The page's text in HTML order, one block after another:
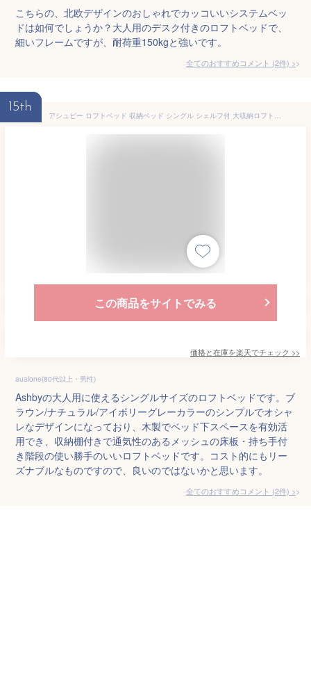
こちらの、北欧デザインのおしゃれでカッコいいシステムベッ
ドは如何でしょうか？大人用のデスク付きのロフトベッドで、
細いフレームですが、耐荷重150kgと強いです。
全てのおすすめコメント (2件) >
15th
アシュビー ロフトベッド 収納ベッド シングル シェルフ付 大収納ロフトベッド ベッドサイドロング棚 木製 大人デザイン ブラウン ナチュラル ロフトベッド単品 11cm厚マットセット|ハイタイプ シンプルデザイン 大人
この商品をサイトでみる
価格と在庫を楽天でチェック >>
aualone(80代以上・男性)
Ashbyの大人用に使えるシングルサイズのロフトベッドです。ブ
ラウン/ナチュラル/アイボリーグレーカラーのシンプルでオシャ
レなデザインになっており、木製でベッド下スペースを有効活
用でき、収納棚付きで通気性のあるメッシュの床板・持ち手付
き階段の使い勝手のいいロフトベッドです。コスト的にもリー
ズナブルなものですので、良いのではないかと思います。
全てのおすすめコメント (2件) >